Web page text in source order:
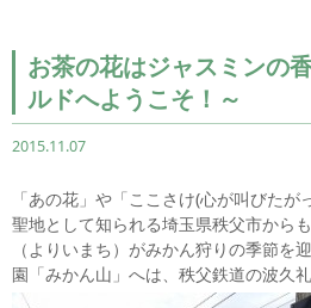
お茶の花はジャスミンの
ルドへようこそ！～
2015.11.07
「あの花」や「ここさけ(心が叫びた
聖地として知られる埼玉県秩父市から
（よりいまち）がみかん狩りの季節を
園「みかん山」へは、秩父鉄道の波久